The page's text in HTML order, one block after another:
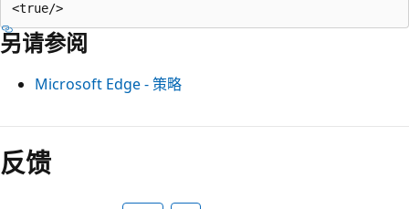
另请参阅
Microsoft Edge - 策略
阅
读
模
反馈